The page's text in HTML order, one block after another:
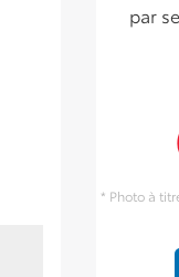
par
* Photo à